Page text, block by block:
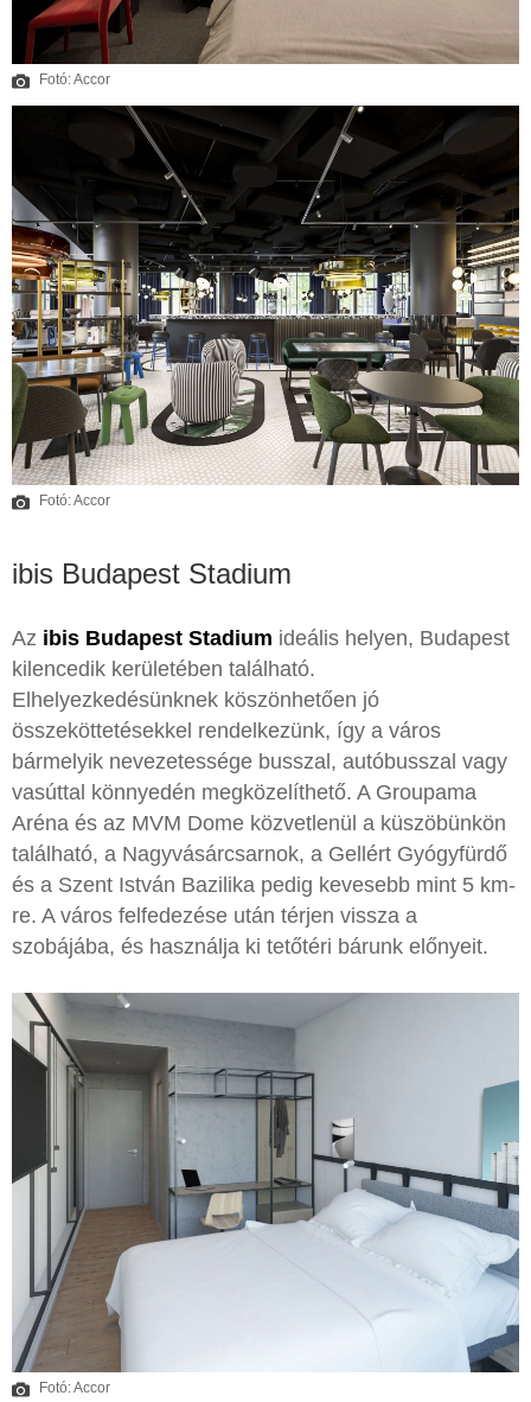
Fotó: Accor
Fotó: Accor
ibis Budapest Stadium
Az ibis Budapest Stadium ideális helyen, Budapest
kilencedik kerületében található.
Elhelyezkedésünknek köszönhetően jó
összeköttetésekkel rendelkezünk, így a város
bármelyik nevezetessége busszal, autóbusszal vagy
vasúttal könnyedén megközelíthető. A Groupama
Aréna és az MVM Dome közvetlenül a küszöbünkön
található, a Nagyvásárcsarnok, a Gellért Gyógyfürdő
és a Szent István Bazilika pedig kevesebb mint 5 km-
re. A város felfedezése után térjen vissza a
szobájába, és használja ki tetőtéri bárunk előnyeit.
Fotó: Accor